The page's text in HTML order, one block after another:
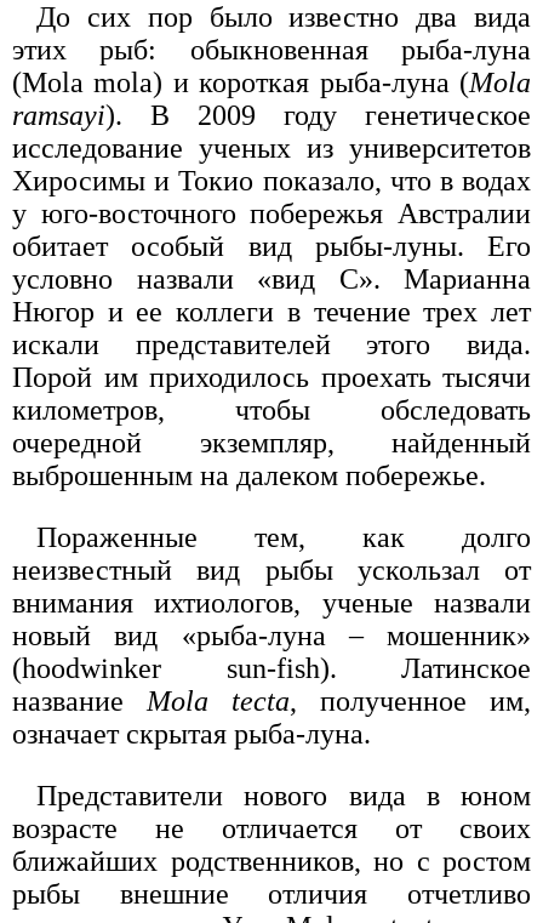
До сих пор было известно два вида
этих рыб: обыкновенная рыба-луна
(Mola mola) и короткая рыба-луна (Mola
ramsayi). В 2009 году генетическое
исследование ученых из университетов
Хиросимы и Токио показало, что в водах
у юго-восточного побережья Австралии
обитает особый вид рыбы-луны. Его
условно назвали «вид C». Марианна
Нюгор и ее коллеги в течение трех лет
искали представителей этого вида.
Порой им приходилось проехать тысячи
километров, чтобы обследовать
очередной экземпляр, найденный
выброшенным на далеком побережье.
Пораженные тем, как долго
неизвестный вид рыбы ускользал от
внимания ихтиологов, ученые назвали
новый вид «рыба-луна – мошенник»
(hoodwinker sun-fish). Латинское
название Mola tecta, полученное им,
означает скрытая рыба-луна.
Представители нового вида в юном
возрасте не отличается от своих
ближайших родственников, но с ростом
рыбы внешние отличия отчетливо